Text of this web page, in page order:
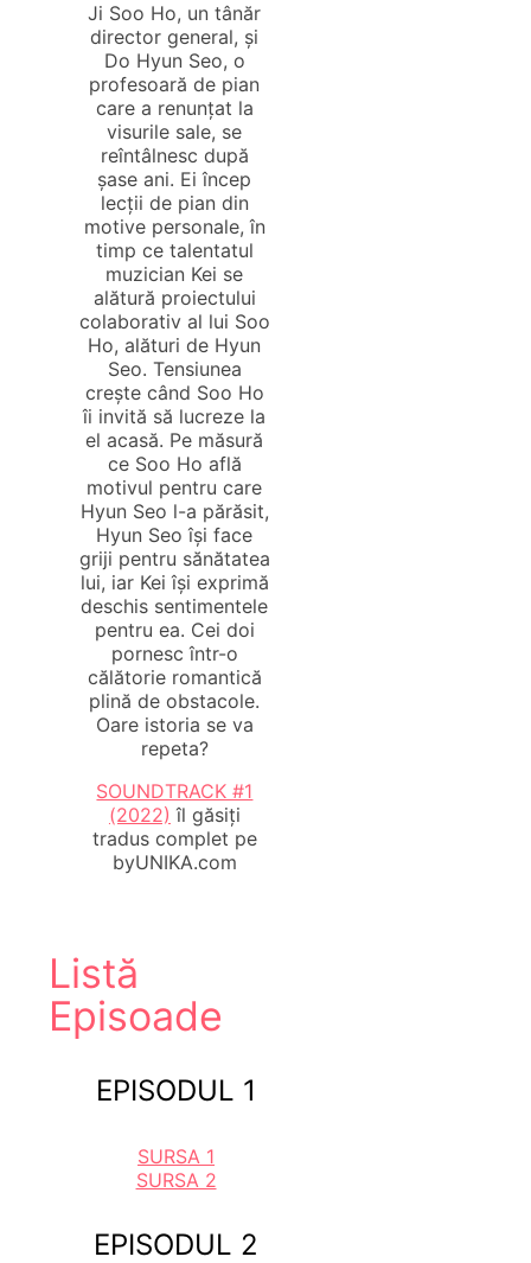
Ji Soo Ho, un tânăr
director general, și
Do Hyun Seo, o
profesoară de pian
care a renunțat la
visurile sale, se
reîntâlnesc după
șase ani. Ei încep
lecții de pian din
motive personale, în
timp ce talentatul
muzician Kei se
alătură proiectului
colaborativ al lui Soo
Ho, alături de Hyun
Seo. Tensiunea
crește când Soo Ho
îi invită să lucreze la
el acasă. Pe măsură
ce Soo Ho află
motivul pentru care
Hyun Seo l-a părăsit,
Hyun Seo își face
griji pentru sănătatea
lui, iar Kei își exprimă
deschis sentimentele
pentru ea. Cei doi
pornesc într-o
călătorie romantică
plină de obstacole.
Oare istoria se va
repeta?
SOUNDTRACK #1
(2022) îl găsiți
tradus complet pe
byUNIKA.com
Listă
Episoade
EPISODUL 1
SURSA 1
SURSA 2
EPISODUL 2